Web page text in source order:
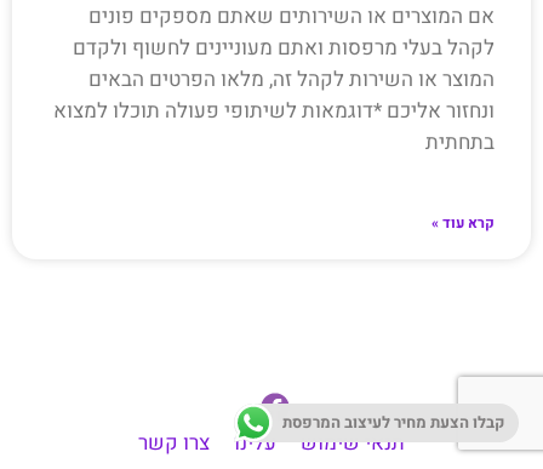
אם המוצרים או השירותים שאתם מספקים פונים
לקהל בעלי מרפסות ואתם מעוניינים לחשוף ולקדם
המוצר או השירות לקהל זה, מלאו הפרטים הבאים
ונחזור אליכם *דוגמאות לשיתופי פעולה תוכלו למצוא
בתחתית
קרא עוד »
תנאי שימוש עלינו צרו קשר
קבלו הצעת מחיר לעיצוב המרפסת